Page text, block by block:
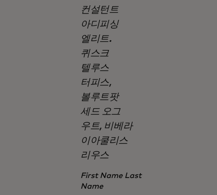
컨설턴트
아디피싱
엘리트.
퀴스크
텔루스
터피스,
볼루트팟
세드 오그
우트, 비베라
이아쿨리스
리우스
First Name Last
Name